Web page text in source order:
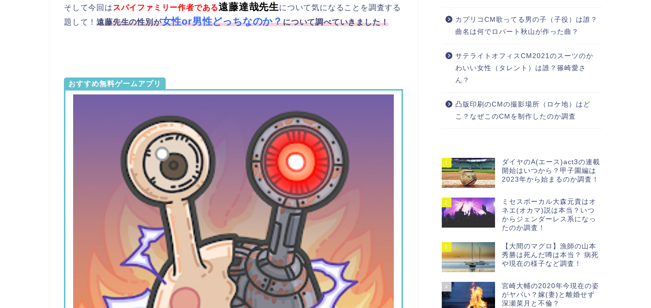
そして今回は スパイファミリー作者である遠藤達哉先生について気になることを調査する
題して！遠藤先生の性別が女性or男性どっちなのか？について調べていきました！
おすすめ無料ゲームアプリ
カプリコCM歌ってる男の子（子役）は誰？
曲名は何でロバート秋山が作った曲？
サテライトオフィスCM2021のスーツのか
わいい女性（タレント）は誰？篠崎愛さ
ん？
凸版印刷のCMの撮影場所（ロケ地）はど
こ？なぜこのCMを制作したのか調査
1
ダイヤのA(エース)act3の連載
開始はいつから？甲子園編は
2023年から始まるのか調査！
2
ミセスボーカル大森元貴はオ
ネエ(オカマ)説は本当？いつ
からジェンダーレス系になっ
たのか調査！
3
【大間のマグロ】漁師の山本
秀勝は死んだ噂は本当？ 病死
や現在の様子など調査！
4
宮崎大輔の2020年今現在の姿
がヤバい？嫁(妻)と離婚せず
深瀬菜月と不倫？